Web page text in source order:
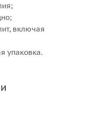
включая
упаковка.